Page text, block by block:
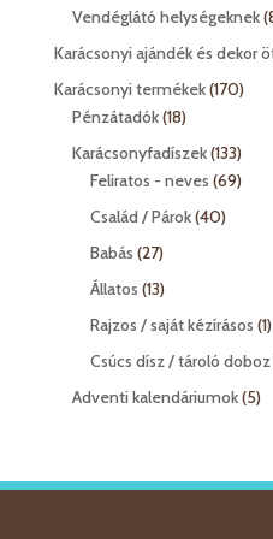
Vendéglátó helységeknek
Karácsonyi ajándék és dekor
Karácsonyi termékek 170170
Pénzátadók 1818
termék
Karácsonyfadíszek 133133
Feliratos - neves 6969
Család / Párok 4040
Babás 2727
termék
Állatos 1313
termék
Rajzos / saját kézírásos 11
Csúcs dísz / tároló doboz
Adventi kalendáriumok 55